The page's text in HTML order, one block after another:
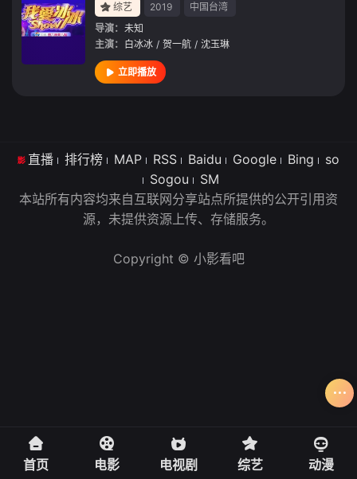
综艺 2019
中国台湾
导演： 未知
主演： 白冰冰 / 贺一航 / 沈玉琳
立即播放
直播 排行榜 MAP RSS Baidu Google Bing
so
Sogou
SM
本站所有内容均来自互联网分享站点所提供的公开引用资
源，未提供资源上传、存储服务。
Copyright © 小影看吧
首页 电影 电视剧 综艺 动漫